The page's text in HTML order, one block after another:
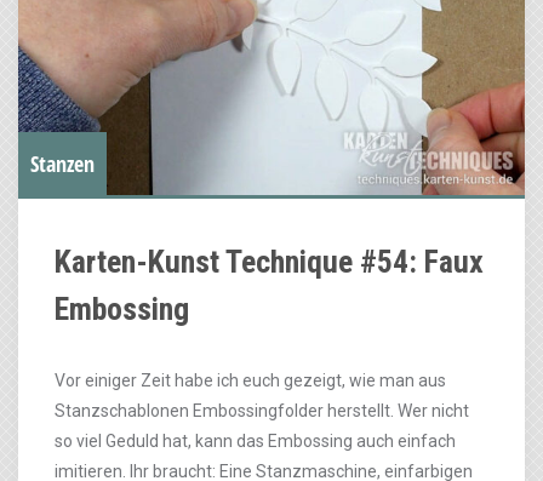
Stanzen
Karten-Kunst Technique #54: Faux
Embossing
Vor einiger Zeit habe ich euch gezeigt, wie man aus
Stanzschablonen Embossingfolder herstellt. Wer nicht
so viel Geduld hat, kann das Embossing auch einfach
imitieren. Ihr braucht: Eine Stanzmaschine, einfarbigen